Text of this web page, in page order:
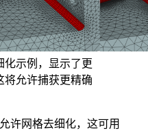
化示例，显示了更
将允许捕获更精确
许网格去细化，这可用